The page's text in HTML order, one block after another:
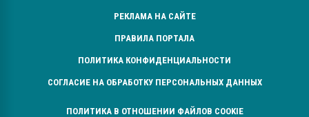
РЕКЛАМА НА САЙТЕ
ПРАВИЛА ПОРТАЛА
ПОЛИТИКА КОНФИДЕНЦИАЛЬНОСТИ
СОГЛАСИЕ НА ОБРАБОТКУ ПЕРСОНАЛЬНЫХ ДАННЫХ
ПОЛИТИКА В ОТНОШЕНИИ ФАЙЛОВ COOKIE